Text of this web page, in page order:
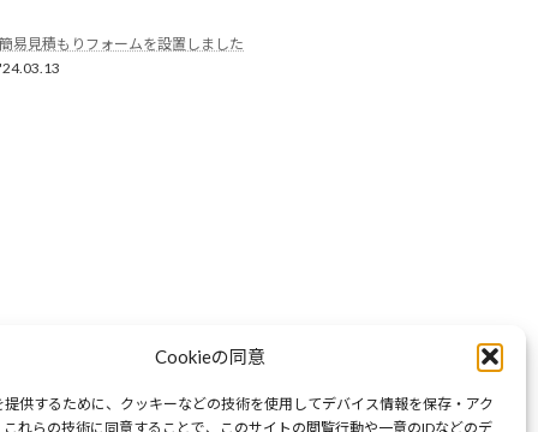
Cookieの同意
供するために、クッキーなどの技術を使用してデバイス情報を保存・アク
れらの技術に同意することで、このサイトの閲覧行動や一意のIDなどのデ
簡易見積もりフォームを設置しました
'24.03.13